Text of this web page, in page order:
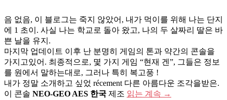
음 없음, 이 블로그는 죽지 않았어, 내가 먹이를 위해 나는 단지
에 1 초이. 사실 나는 학교로 돌아 왔고, 나의 두 살짜리 딸은 바
쁜 날을 유지.
마지막 업데이트 이후 난 분명히 게임의 톤과 약간의 콘솔을
가지고있어. 최종적으로, 몇 가지 게임 “현재 겐”, 그들은 정보
를 원에서 말하는대로, 그러나 특히 복고풍 !
내가 정말 소개하고 싶었 récement 다른 아름다운 조각을받은.
이 콘솔 NEO-GEO AES 한국 제조 읽는 계속 →